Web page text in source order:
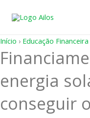
para
conteúdo
Início › Educação Financeira
energia
conseguir